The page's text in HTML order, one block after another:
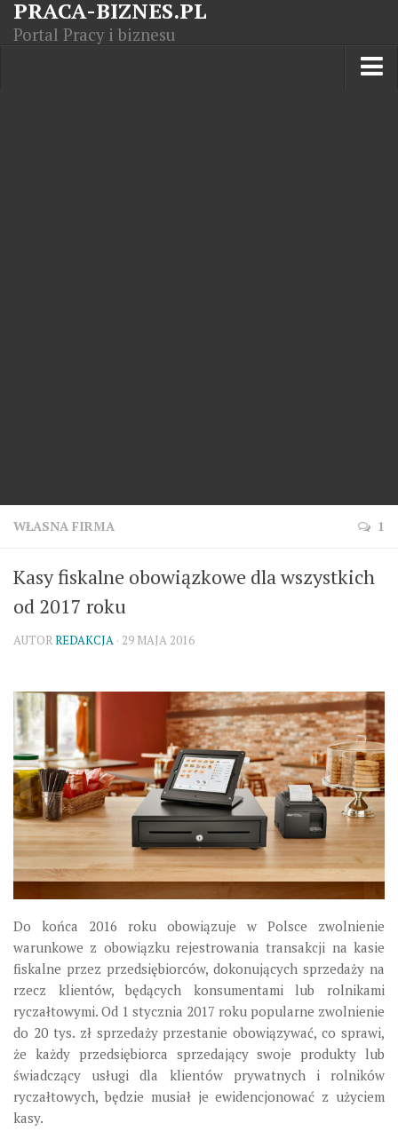
PRACA-BIZNES.PL
Portal Pracy i biznesu
WŁASNA FIRMA 1
Kasy fiskalne obowiązkowe dla wszystkich
od 2017 roku
AUTORREDAKCJA · 29 MAJA 2016
Do końca 2016 roku obowiązuje w Polsce zwolnienie
warunkowe z obowiązku rejestrowania transakcji na kasie
fiskalne przez przedsiębiorców, dokonujących sprzedaży na
rzecz klientów, będących konsumentami lub rolnikami
ryczałtowymi. Od 1 stycznia 2017 roku popularne zwolnienie
do 20 tys. zł sprzedaży przestanie obowiązywać, co sprawi,
że każdy przedsiębiorca sprzedający swoje produkty lub
świadczący usługi dla klientów prywatnych i rolników
ryczałtowych, będzie musiał je ewidencjonować z użyciem
kasy.